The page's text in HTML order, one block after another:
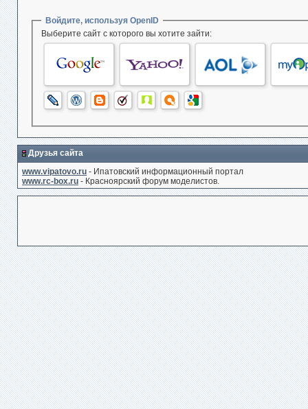
Войдите, используя OpenID
Выберите сайт с которого вы хотите зайти:
Друзья сайта
www.vipatovo.ru - Ипатовский информационный портал
www.rc-box.ru - Красноярский форум моделистов.